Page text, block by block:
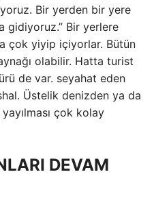
Bir yerden bir yere
gidiyoruz.” Bir yerlere
çok yiyip içiyorlar. Bütün
olabilir. Hatta turist
de var. seyahat eden
Üstelik denizden ya da
çok kolay
DEVAM